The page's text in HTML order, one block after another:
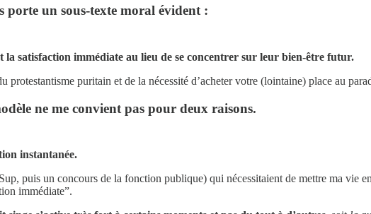
porte un sous-texte moral évident :
la satisfaction immédiate au lieu de se concentrer sur leur bien-être futur.
protestantisme puritain et de la nécessité d’acheter votre (lointaine) place au
ne me convient pas pour deux raisons.
instantanée.
puis un concours de la fonction publique) qui nécessitaient de mettre ma vie
immédiate”.